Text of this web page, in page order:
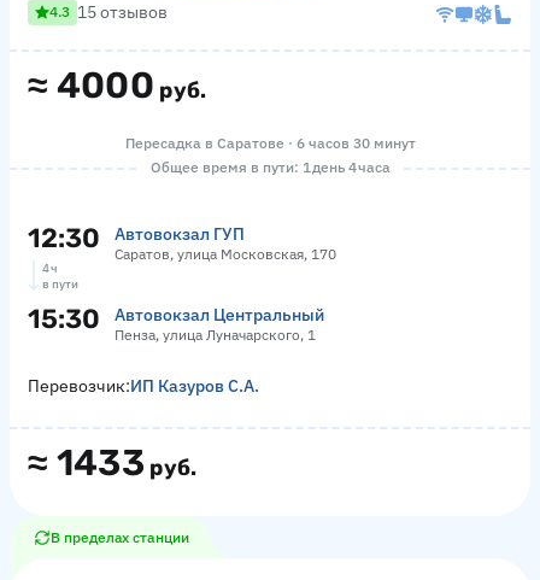
≈ 4000 руб.
4.3 15 отзывов
Пересадка в Саратове · 6 часов 30 минут
Общее время в пути: 1 день 4 часа
12:30 Автовокзал ГУП
Саратов, улица Московская, 170
4 ч
в пути
15:30 Автовокзал Центральный
Пенза, улица Луначарского, 1
≈ 1433 руб.
Перевозчик:ИП Казуров С.А.
В пределах станции